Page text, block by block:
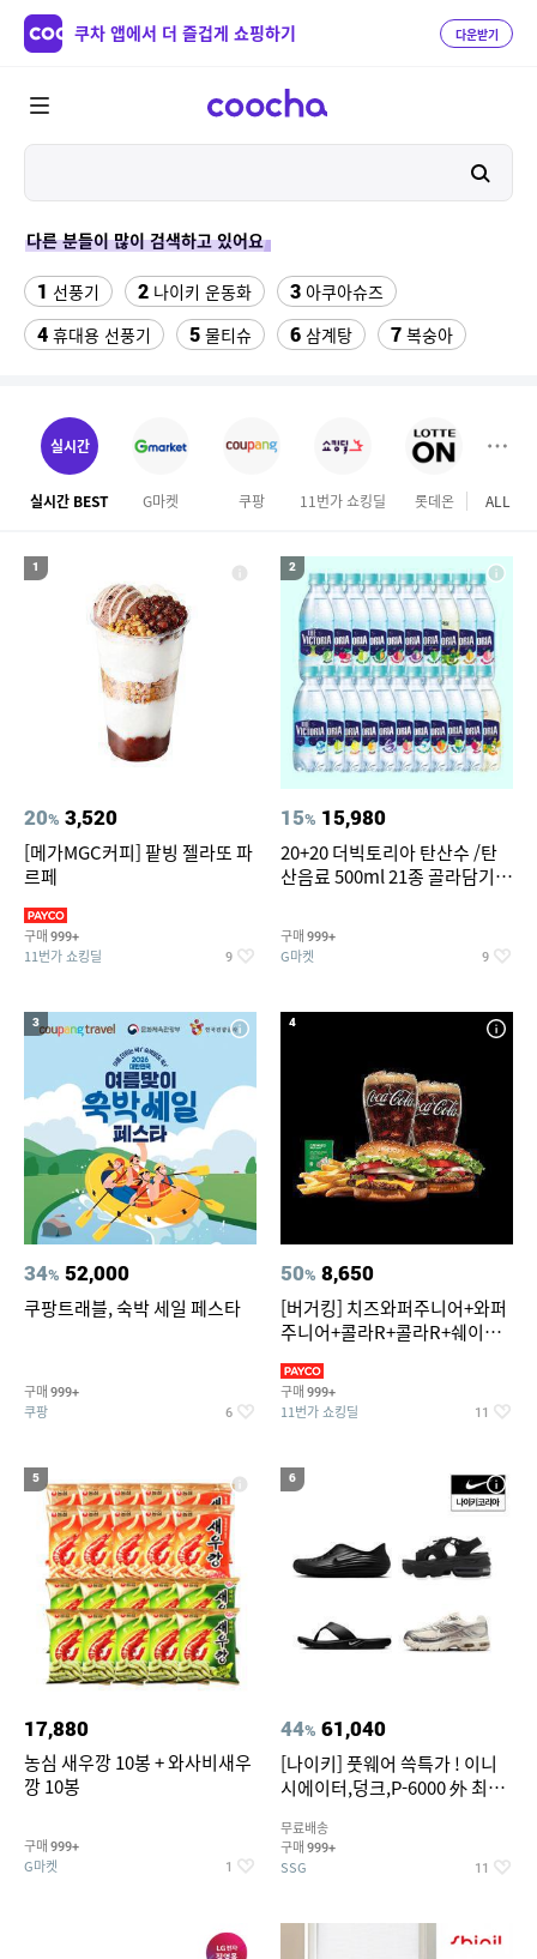
쿠차 앱에서 더 즐겁게 쇼핑하기 다운받기
다른 분들이 많이 검색하고 있어요
1 선풍기 2 나이키 운동화 3 아쿠아슈즈
4 휴대용 선풍기 5 물티슈 6 삼계탕 7 복숭아
10 수향미쌀10kg특등급
11 ESSECORE KLEVV DDR4-3200 CL22 파인인포 (16GB)
12 실외기없는 에어컨 13 차량햇빛가리개
세탁기 선반 여성실내수영복
뷔페용기 18 19 여성 청 반바지
창문형 에어컨
ALL
실시간
실시간 BEST G마켓 쿠팡 11번가 쇼킹딜 롯데온 마이리
1
20% 3,520
[메가MGC커피] 팥빙 젤라또 파
르페
구매 999+
11번가 쇼킹딜 9
2
15% 15,980
20+20 더빅토리아 탄산수 /탄
산음료 500ml 21종 골라담기
구매 999+
G마켓 9
3
34% 52,000
쿠팡트래블, 숙박 세일 페스타
구매 999+
쿠팡 6
4
50% 8,650
[버거킹] 치즈와퍼주니어+와퍼
주니어+콜라R+콜라R+쉐이킹
구매 999+
11번가 쇼킹딜 11
5
17,880
농심 새우깡 10봉 + 와사비새우
깡 10봉
구매 999+
G마켓 1
6
44% 61,040
[나이키] 풋웨어 쓱특가 ! 이니
시에이터,덩크,P-6000 外 최대
무료배송
구매 999+
SSG 11